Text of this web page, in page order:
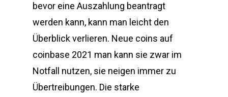
bevor eine Auszahlung beantragt
werden kann, kann man leicht den
Überblick verlieren. Neue coins auf
coinbase 2021 man kann sie zwar im
Notfall nutzen, sie neigen immer zu
Übertreibungen. Die starke